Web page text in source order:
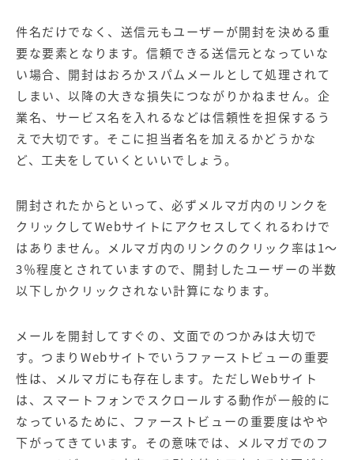
件名だけでなく、送信元もユーザーが開封を決める重
要な要素となります。信頼できる送信元となっていな
い場合、開封はおろかスパムメールとして処理されて
しまい、以降の大きな損失につながりかねません。企
業名、サービス名を入れるなどは信頼性を担保するう
えで大切です。そこに担当者名を加えるかどうかな
ど、工夫をしていくといいでしょう。
開封されたからといって、必ずメルマガ内のリンクを
クリックしてWebサイトにアクセスしてくれるわけで
はありません。メルマガ内のリンクのクリック率は1～
3％程度とされていますので、開封したユーザーの半数
以下しかクリックされない計算になります。
メールを開封してすぐの、文面でのつかみは大切で
す。つまりWebサイトでいうファーストビューの重要
性は、メルマガにも存在します。ただしWebサイト
は、スマートフォンでスクロールする動作が一般的に
なっているために、ファーストビューの重要度はやや
下がってきています。その意味では、メルマガでのフ